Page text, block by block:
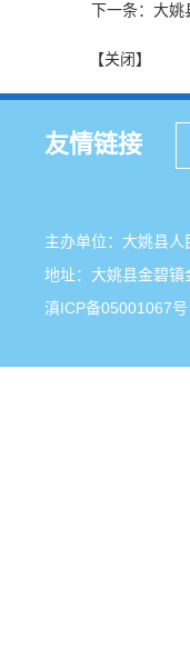
下一条：大姚
【关闭】
友情链接
主办单位：大姚县
地址：大姚县金碧
滇ICP备05001067号